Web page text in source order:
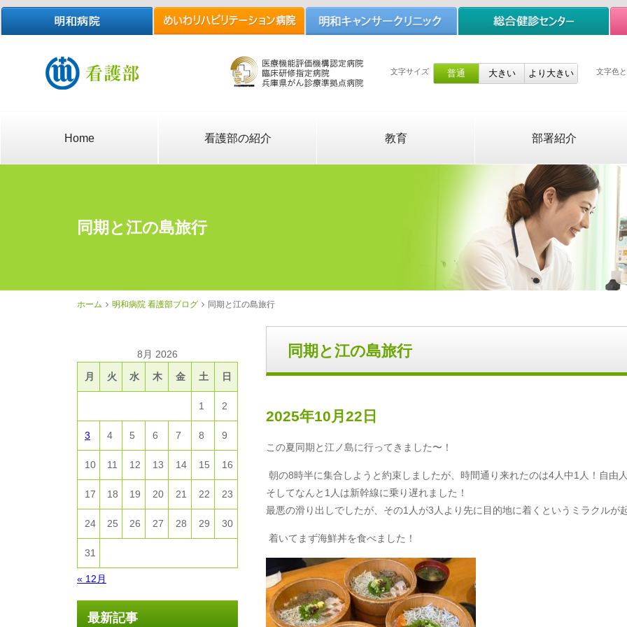
文字サイズ 文字色
Home 看護部の紹介 教育 部署紹介
同期と江の島旅行
ホーム 明和病院 看護部ブログ 同期と江の島旅行
8月 2026
月
火 水 木 金 土 日
1 2
3 4 5 6 7 8 9
10 11 12 13 14 15 16
17 18 19 20 21 22 23
24 25 26 27 28 29 30
31
« 12月
最新記事
同期と江の島旅行
2025年10月22日
この夏同期と江ノ島に行ってきました〜！
朝の8時半に集合しようと約束しましたが、時間通り来れたのは4人中1 人！自由
そしてなんと 1 人は新幹線に乗り遅れました！
最悪の滑り出しでしたが、その1 人が3 人より先に目的地に着くというミラクルが
着いてまず海鮮丼を食べました！